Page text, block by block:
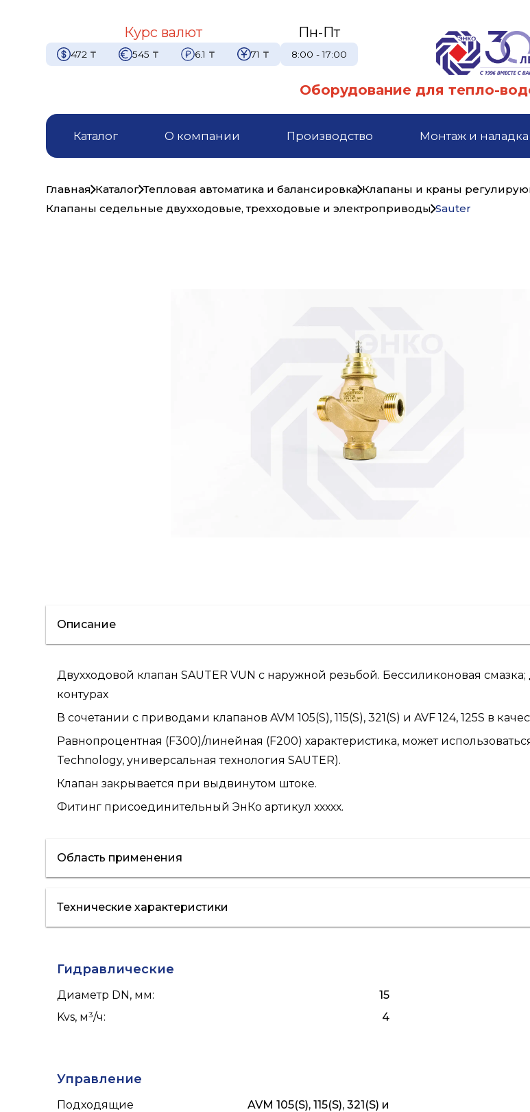
Курс валют
472 ₸ 545 ₸ 6.1 ₸ 71 ₸
Пн-Пт
8:00 - 17:00
Оборудование для тепло-
Каталог О компании Производство Монтаж и наладка
Главная Каталог Тепловая автоматика и балансировка Клапаны и краны
Клапаны седельные двухходовые, трехходовые и электроприводы Sauter
Описание
Двухходовой клапан SAUTER VUN с наружной резьбой. Бессиликоновая
контурах
В сочетании с приводами клапанов AVM 105(S), 115(S), 321(S) и AVF 124, 125S в
Равнопроцентная (F300)/линейная (F200) характеристика, может
Technology, универсальная технология SAUTER).
Клапан закрывается при выдвинутом штоке.
Фитинг присоединительный ЭнКо артикул ххххх.
Область применения
отопление
Технические характеристики
Гидравлические
Диаметр DN, мм:
15
Kvs, м³/ч: 4
Управление
Подходящие
AVM 105(S), 115(S), 321(S) и